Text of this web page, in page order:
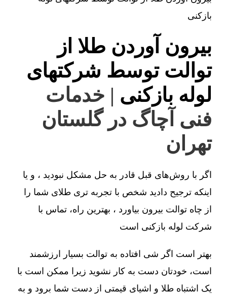
بازکنی
بیرون آوردن طلا از
توالت توسط شرکتهای
لوله بازکنی | خدمات
فنی آچاگ در گلستان
تهران
اگر با روش‌های قبل قادر به حل مشکل نبودید ، و یا
اینکه ترجیح دادید شخص با تجربه تری طلای شما را
از چاه توالت بیرون بیاورد ، بهترین راه، تماس با
شرکت لوله بازکنی است
بهتر است اگر شی افتاده به توالت بسیار ارزشمند
است، خودتان دست به کار نشوید زیرا ممکن است با
یک اشتباه طلا و اشیای قیمتی از دست شما برود و به